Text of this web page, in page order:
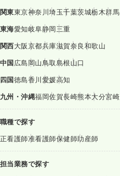
関東東京神奈川埼玉千葉茨城栃木群馬
東海愛知岐阜静岡三重
関西大阪京都兵庫滋賀奈良和歌山
中国広島岡山鳥取島根山口
四国徳島香川愛媛高知
九州・沖縄福岡佐賀長崎熊本大分宮崎
職種で探す
正看護師准看護師保健師助産師
担当業務で探す